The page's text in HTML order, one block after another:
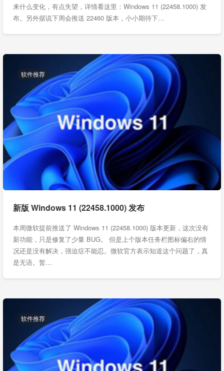
来什么变化，有点失望，详情看这里：Windows 11 (22458.1000) 发
布。另外据说下周会推送 22460 版本，小小期待下…
软件推荐
新版 Windows 11 (22458.1000) 发布
本周微软提前推送了 Windows 11 (22458.1000) 版本更新，这次没有
新功能，只是修复了少量 BUG。 但是上个版本任务栏图标偏右的情
况还是没有解决，强迫症不能忍。微软官方表示知道这个问题了，真
是无语。暂…
软件推荐